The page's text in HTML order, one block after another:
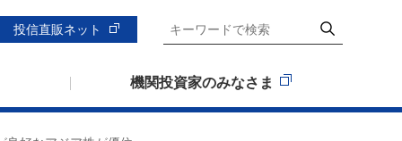
投信直販ネット
機関投資家のみなさま